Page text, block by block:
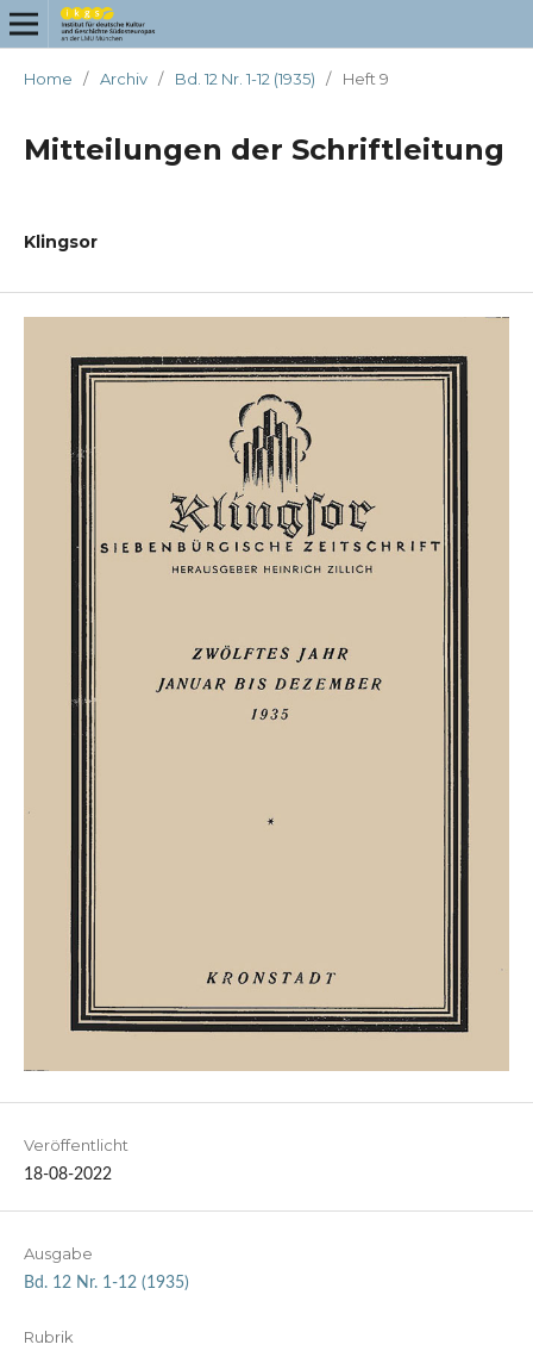
Home / Archiv / Bd. 12 Nr. 1-12 (1935) / Heft 9
Mitteilungen der Schriftleitung
Klingsor
Veröffentlicht
18-08-2022
Ausgabe
Bd. 12 Nr. 1-12 (1935)
Rubrik